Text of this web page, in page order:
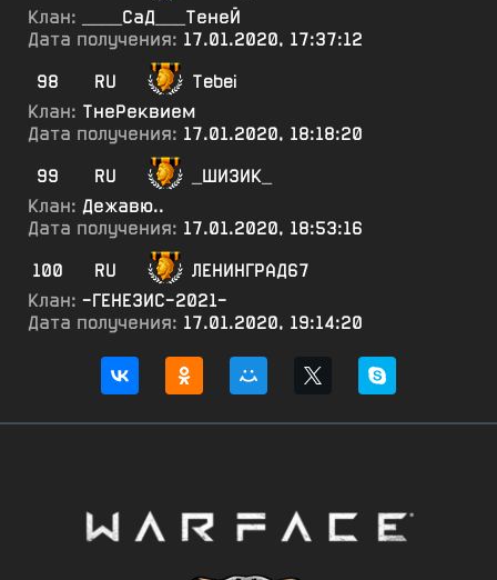
Клан:
____СаД___ТенеЙ
Дата получения: 17.01.2020, 17:37:12
98
RU
Tebei
Клан: ТнеРеквием
Дата получения: 17.01.2020, 18:18:20
99
RU
_ШИ3ИК_
Клан: Дежавю..
Дата получения: 17.01.2020, 18:53:16
100
RU
ЛЕНИНГРАД67
Клан: -ГЕНЕЗИС-2021-
Дата получения: 17.01.2020, 19:14:20